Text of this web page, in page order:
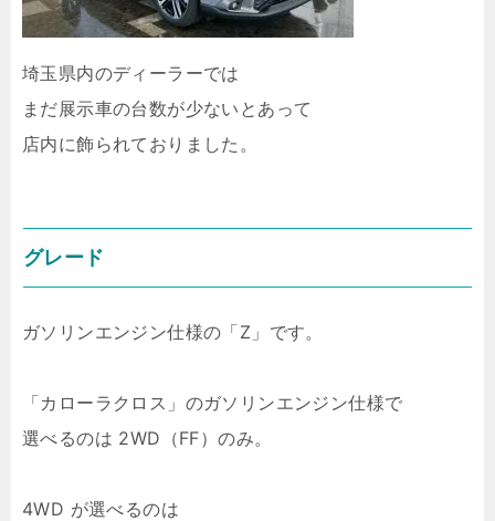
埼玉県内のディーラーでは
まだ展示車の台数が少ないとあって
店内に飾られておりました。
グレード
ガソリンエンジン仕様の「Z」です。
「カローラクロス」のガソリンエンジン仕様で
選べるのは 2WD（FF）のみ。
4WD が選べるのは